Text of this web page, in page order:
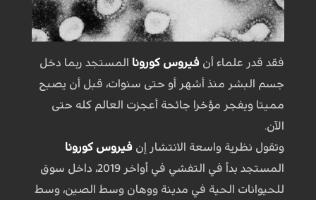
فقد قدر علماء أن فيروس كورونا المستجد ربما دخل
جسم البشر منذ أشهر أو حتى سنوات، قبل أن يصبح
مميتا ويفجر مؤخرا جائحة أعجزت العالم كله حتى
الآن.
وتقول نظرية واسعة الانتشار إن فيروس كورونا
المستجد بدأ في التفشي في أواخر 2019، داخل سوق
للحيوانات الحية في مدينة ووهان وسط الصين، وسط